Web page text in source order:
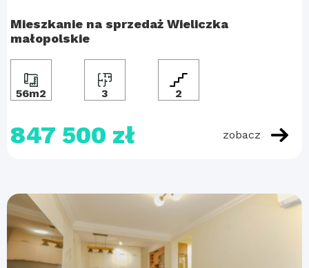
Mieszkanie na sprzedaż Wieliczka
małopolskie
56m2 3 2
847 500 zł zobacz